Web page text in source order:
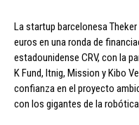
La startup barcelonesa
euros en una ronda de
estadounidense CRV, con la
K Fund, Itnig, Mission y Kibo
confianza en el proyecto
con los gigantes de la